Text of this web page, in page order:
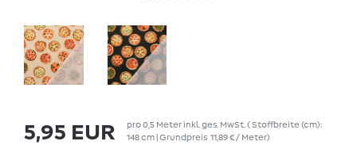
5,95 EUR pro0,5 Meterinkl. ges. MwSt. ( Stoffbreite (cm):
148 cm | Grundpreis 11,89 € / Meter)